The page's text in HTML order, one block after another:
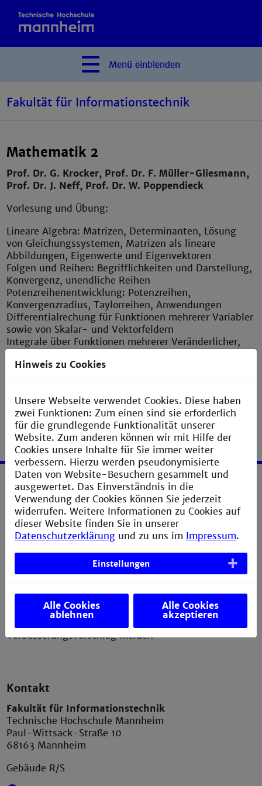
Menü einblenden
Fakultät für Informationstechnik
Mathematik 2
Prof. Dr. G. Krocker, Prof. Dr. F. Müller-Gliesmann,
Prof. Dr. J. Neff, Prof. Dr. W. Poppendieck
Vorlesung und Übung:
Lineare Algebra: Matrizen, Determinanten, Lösung
von Gleichungssystemen, Matrizen als lineare
Abbildungen, Eigenwerte und Eigenvektoren
Folgen und Reihen: Begrifflichkeiten und Darstellung,
Konvergenz, unendliche Reihen
Potenzreihenentwicklung: Potenzreihen,
Konvergenzradius, Taylorreihen, Anwendungen
Differentialrechung für Funktionen mehrerer Variabler
sowie von Skalar- und Vektorfeldern
Integrale über Funktionen mehrerer Veränderlicher,
Numerische Verfahren und Optimierung: Methode der
Service
Impressum
Erklärung zur Barrierefreiheit
Datenschutzerklärung
Bildnachweis
Sitemap
Verbesserungsvorschlag melden
Kontakt
Fakultät für Informationstechnik
Technische Hochschule Mannheim
Paul-Wittsack-Straße 10
68163 Mannheim
Gebäude R/S
Hinweis zu Cookies
Unsere Webseite verwendet Cookies. Diese haben
zwei Funktionen: Zum einen sind sie erforderlich
für die grundlegende Funktionalität unserer
Website. Zum anderen können wir mit Hilfe der
Cookies unsere Inhalte für Sie immer weiter
verbessern. Hierzu werden pseudonymisierte
Daten von Website-Besuchern gesammelt und
ausgewertet. Das Einverständnis in die
Verwendung der Cookies können Sie jederzeit
widerrufen. Weitere Informationen zu Cookies auf
dieser Website finden Sie in unserer
Datenschutzerklärung und zu uns im Impressum.
Einstellungen
Alle Cookies
ablehnen
Alle Cookies
akzeptieren